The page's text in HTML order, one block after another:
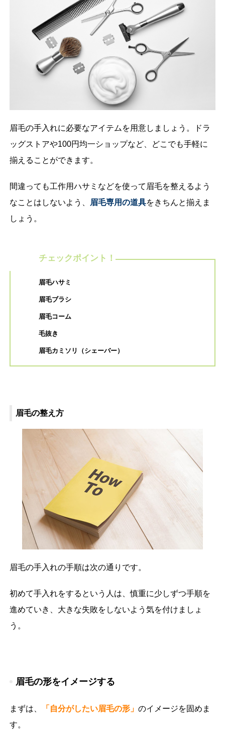
眉毛の手入れに必要なアイテムを用意しましょう。ドラ
ッグストアや100円均一ショップなど、どこでも手軽に
揃えることができます。
間違っても工作用ハサミなどを使って眉毛を整えるよう
なことはしないよう、
眉毛専用の道具をきちんと揃えま
しょう。
チェックポイント！
眉毛ハサミ
眉毛ブラシ
眉毛コーム
毛抜き
眉毛カミソリ（シェーバー）
眉毛の整え方
眉毛の手入れの手順は次の通りです。
初めて手入れをするという人は、慎重に少しずつ手順を
進めていき、大きな失敗をしないよう気を付けましょ
う。
眉毛の形をイメージする
まずは、 「自分がしたい眉毛の形」のイメージを固めま
す。